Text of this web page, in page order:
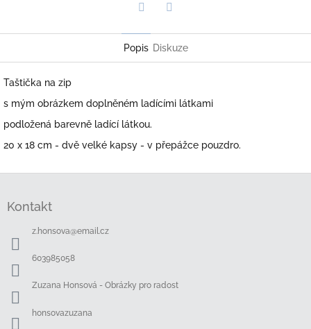
Popis Diskuze
Taštička na zip
s mým obrázkem doplněném ladícími látkami
podložená barevně ladící látkou.
20 x 18 cm - dvě velké kapsy - v přepážce pouzdro.
Kontakt
z.honsova@email.cz
603985058
Zuzana Honsová - Obrázky pro radost
honsovazuzana